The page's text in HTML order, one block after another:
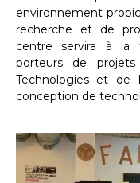
environnement
recherche et de
centre servira à la
porteurs de
Technologies et de
conception de